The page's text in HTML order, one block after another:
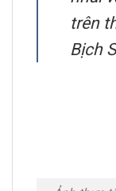
trên
Bịch